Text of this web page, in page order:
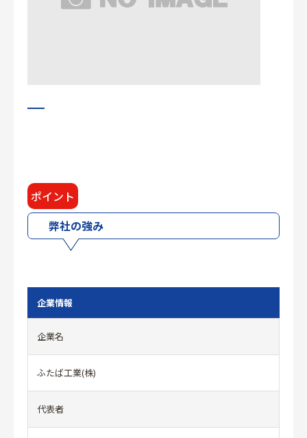
ポイント
弊社の強み
企業情報
企業名
ふたば工業(株)
代表者